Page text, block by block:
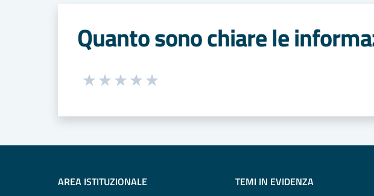
Quanto sono chiare le
Seleziona una valutazione da 1 a 5 stelle
AREA ISTITUZIONALE
TEMI IN EVIDENZA